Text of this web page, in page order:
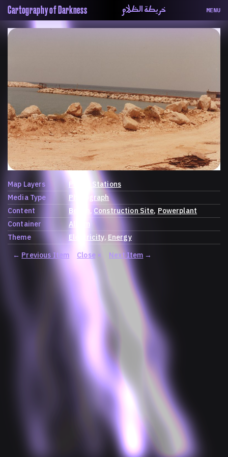
Cartography of Darkness خريطة الظلام MENU
About
ماهيتنا
Contributors
Colophon
التختيم
Map Layers
Power Stations
Media Type
Photograph
Content
Beach Construction Site Powerplant
Container
Album
Theme
Electricity Energy
← Previous Item Close× Next Item →